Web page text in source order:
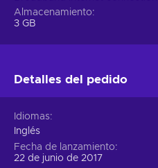
Almacenamiento
3 GB
Detalles del pedido
Idiomas
Inglés
Fecha de lanzamiento
22 de junio de 2017